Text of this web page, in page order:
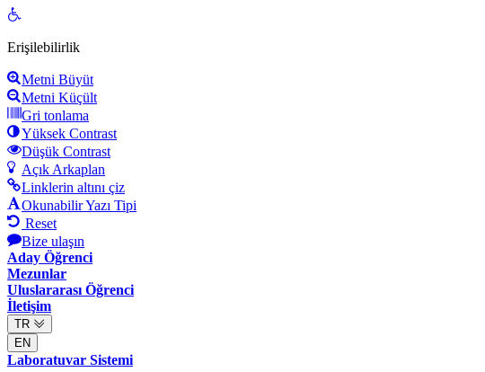
Open
Erişilebilirlik
Metni Büyüt
Metni Küçült
Gri tonlama
Yüksek Contrast
Düşük Contrast
Açık Arkaplan
Linklerin altını çiz
Okunabilir Yazı Tipi
Reset
Bize ulaşın
Aday Öğrenci
Mezunlar
Uluslararası Öğrenci
İletişim
TR
EN
Laboratuvar Sistemi